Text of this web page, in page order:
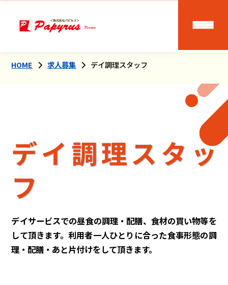
HOME 求人募集 デイ調理スタッフ
デイ調理スタッ
フ
デイサービスでの昼食の調理・配膳、食材の買い物等を
して頂きます。利用者一人ひとりに合った食事形態の調
理・配膳・あと片付けをして頂きます。